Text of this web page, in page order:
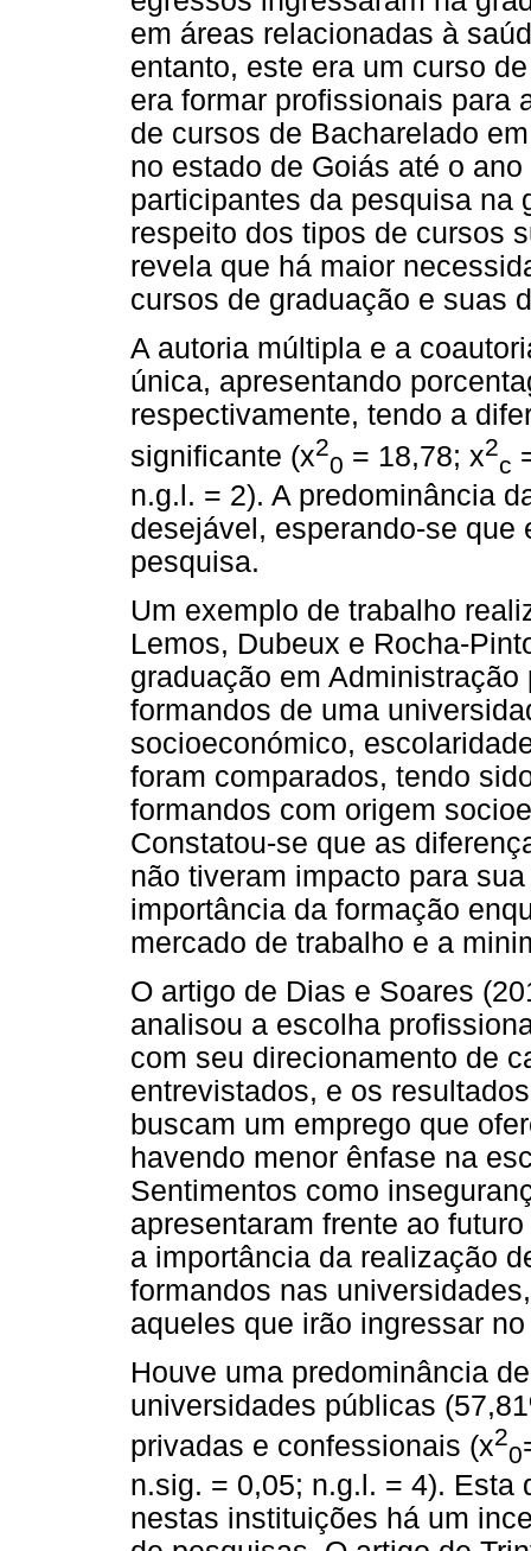
em áreas relacionadas à
entanto, este era um curso
era formar profissionais para
de cursos de Bacharelado
no estado de Goiás até o
participantes da pesquisa na
respeito dos tipos de cursos
revela que há maior
cursos de graduação e suas
A autoria múltipla e a
única, apresentando
respectivamente, tendo a
significante (x2
0 = 18,78; x2
c
n.g.l. = 2). A predominância
desejável, esperando-se
pesquisa.
Um exemplo de trabalho
Lemos, Dubeux e Rocha-
graduação em
formandos de uma
socioeconómico,
foram comparados, tendo
formandos com origem
Constatou-se que as
não tiveram impacto para
importância da formação
mercado de trabalho e a
O artigo de Dias e Soares
analisou a escolha
com seu direcionamento de
entrevistados, e os
buscam um emprego que
havendo menor ênfase na
Sentimentos como
apresentaram frente ao
a importância da realização
formandos nas
aqueles que irão ingressar
Houve uma predominância
universidades públicas
privadas e confessionais (x2
0
n.sig. = 0,05; n.g.l. = 4). Esta
nestas instituições há um